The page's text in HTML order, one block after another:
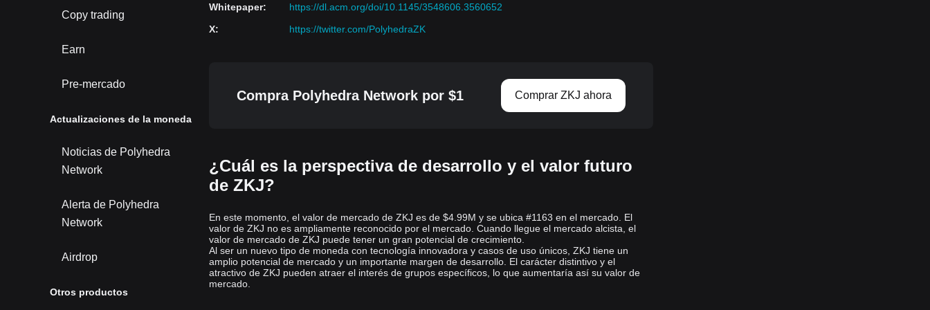
Copy trading
Earn
Pre-mercado
Actualizaciones de la moneda
Noticias de Polyhedra
Network
Alerta de Polyhedra
Network
Airdrop
Otros productos
knowledge para verificar la validez del consenso entre dos
sistemas de pruebas distribuidos como deVirgo y paraPlonk, con el
fin de acelerar el proceso de generación de pruebas, lo que permite
¿Qué es el token ZK?
incentiva la participación en la red. ZK tiene un suministro total de
1.000 millones de tokens.
¿Qué determina el precio de Polyhedra
Network?
Whitepaper:
https://dl.acm.org/doi/10.1145/3548606.3560652
X: https://twitter.com/PolyhedraZK
Compra Polyhedra Network por $1 Comprar ZKJ ahora
¿Cuál es la perspectiva de desarrollo y el valor futuro
de ZKJ?
En este momento, el valor de mercado de ZKJ es de $4.99M y se ubica #1163 en el mercado. El
valor de ZKJ no es ampliamente reconocido por el mercado. Cuando llegue el mercado alcista, el
valor de mercado de ZKJ puede tener un gran potencial de crecimiento.
Al ser un nuevo tipo de moneda con tecnología innovadora y casos de uso únicos, ZKJ tiene un
amplio potencial de mercado y un importante margen de desarrollo. El carácter distintivo y el
atractivo de ZKJ pueden atraer el interés de grupos específicos, lo que aumentaría así su valor de
mercado.